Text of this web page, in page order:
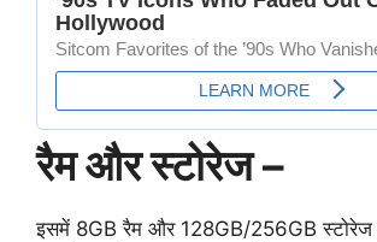
रैम और स्टोरेज –
इसमें 8GB रैम और 128GB/256GB स्टोरेज